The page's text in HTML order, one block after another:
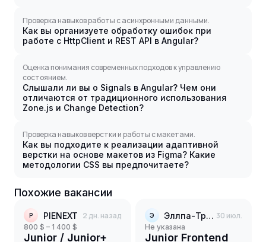
Проверка навыков работы с асинхронными данными.
Как вы организуете обработку ошибок при
работе с HttpClient и REST API в Angular?
Оценка понимания современных подходов к управлению
состоянием.
Слышали ли вы о Signals в Angular? Чем они
отличаются от традиционного использования
Zone.js и Change Detection?
Проверка навыков верстки и работы с макетами.
Как вы подходите к реализации адаптивной
верстки на основе макетов из Figma? Какие
методологии CSS вы предпочитаете?
Похожие вакансии
P PIENEXT 2 дн. назад
800 $ – 1 400 $
Junior / Junior+
Э Эллпа-Трейд 30 июл.
Не указана
Junior Frontend